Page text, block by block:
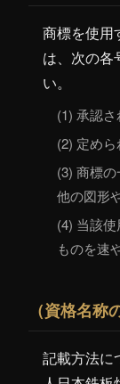
商標を使用
は、次の各
い。
(1) 承認
(2) 定め
(3) 商標
他の図形
(4) 当該
ものを速
（資格名称
記載方法に